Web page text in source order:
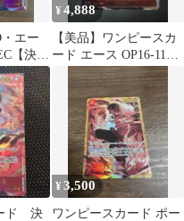
エー
【決戦
¥4,888
【美品】ワンピースカ
ード エース OP16-118
SEC シークレットパラ
レル
ド 決
¥3,500
ワンピースカード ポー